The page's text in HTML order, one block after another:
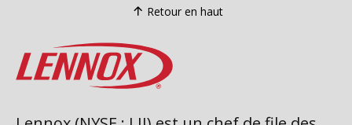
Retour en haut